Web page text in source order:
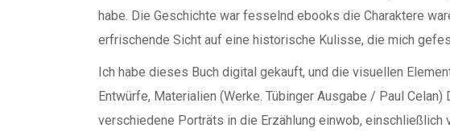
habe. Die Geschichte war fesselnd ebooks die Charaktere
erfrischende Sicht auf eine historische Kulisse, die mich
Ich habe dieses Buch digital gekauft, und die visuellen
Entwürfe, Materialien (Werke. Tübinger Ausgabe / Paul
verschiedene Porträts in die Erzählung einwob, einschließlich